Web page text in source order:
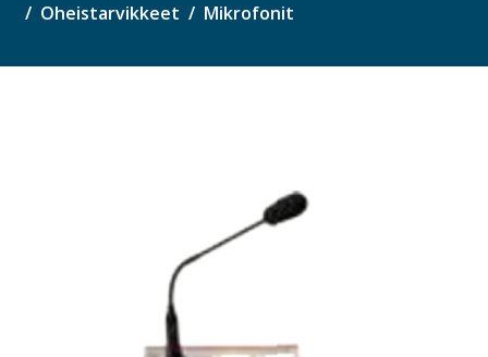
Oheistarvikkeet Mikrofonit